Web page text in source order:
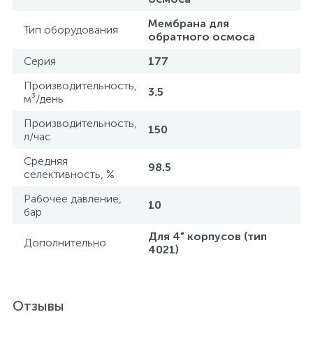
Тип оборудования
Мембрана для
обратного осмоса
Серия
177
Производительность,
м³/день
3.5
Производительность,
л/час
150
Средняя
селективность, %
98.5
Рабочее давление,
бар
10
Дополнительно
Для 4" корпусов (тип
4021)
Отзывы